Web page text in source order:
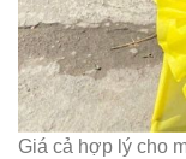
Giá cả hợp lý cho